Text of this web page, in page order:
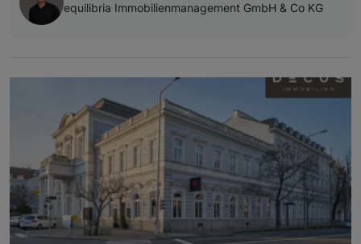
equilibria Immobilienmanagement GmbH & Co KG